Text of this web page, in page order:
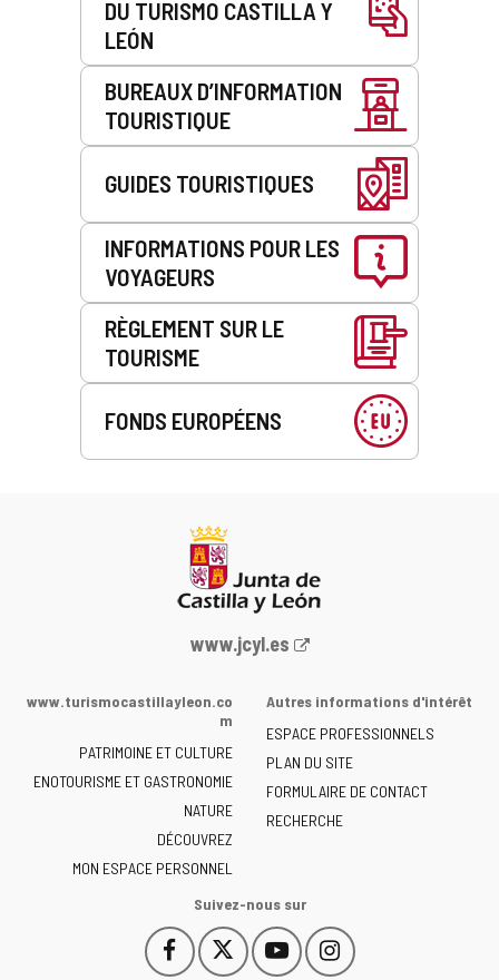
DU TURISMO CASTILLA Y
LEÓN
BUREAUX D’INFORMATION
TOURISTIQUE
GUIDES TOURISTIQUES
INFORMATIONS POUR LES
VOYAGEURS
RÈGLEMENT SUR LE
TOURISME
FONDS EUROPÉENS
Portail
la
de
Castilla
y
León
-
www.jcyl.es
www.turismocastillayleon.co
m
PATRIMOINE ET CULTURE
ENOTOURISME ET GASTRONOMIE
NATURE
DÉCOUVREZ
MON ESPACE PERSONNEL
Autres informations d'intérêt
ESPACE PROFESSIONNELS
PLAN DU SITE
FORMULAIRE DE CONTACT
RECHERCHE
Suivez-nous sur
Facebook
Este
Este
YouTube
Este
Instagram
Este